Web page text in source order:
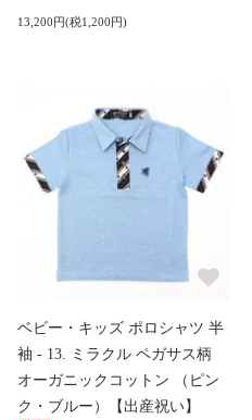
13,200円(税1,200円)
ベビー・キッズ ポロシャツ 半
袖 - 13. ミラクル ペガサス柄
オーガニックコットン （ピン
ク・ブルー）【出産祝い】